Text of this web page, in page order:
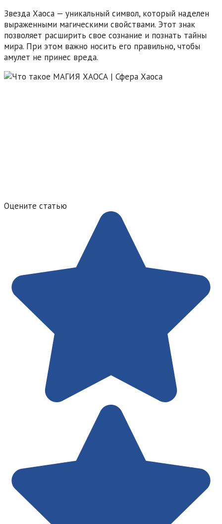
Звезда Хаоса — уникальный символ, который наделен
выраженными магическими свойствами. Этот знак
позволяет расширить свое сознание и познать тайны
мира. При этом важно носить его правильно, чтобы
амулет не принес вреда.
Оцените статью